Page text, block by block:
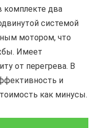
комплекте два
системой
мотором, что
Имеет
от перегрева. В
и
как минусы.